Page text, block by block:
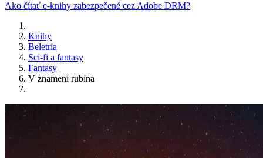
Ako čítať e-knihy zabezpečené cez Adobe DRM?
Knihy
Beletria
Sci-fi a fantasy
Fantasy
V znamení rubína